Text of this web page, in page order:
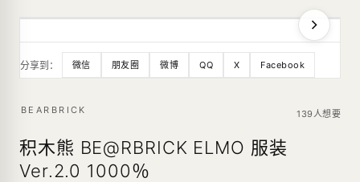
分享到： 微信 朋友圈 微博 QQ X Facebook
BEARBRICK 139人想要
积木熊 BE@RBRICK ELMO 服装
Ver.2.0 1000％